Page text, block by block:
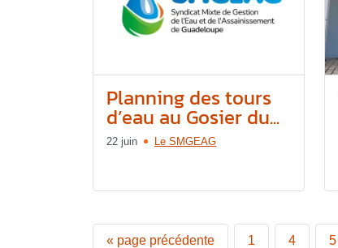
Planning des tours
d’eau au Gosier du...
22 juin Le SMGEAG
« page précédente 1 4 5